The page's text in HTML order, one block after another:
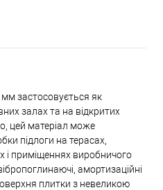
застосовується як
залах та на відкритих
цей матеріал може
підлоги на терасах,
і приміщеннях виробничого
амортизаційні
плитки з невеликою